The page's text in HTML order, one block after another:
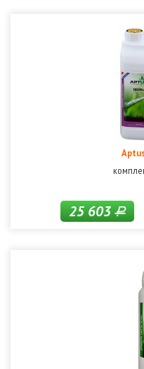
25 603Р